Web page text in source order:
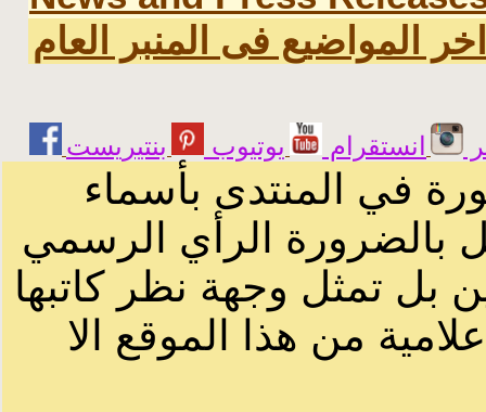
اخر المواضيع فى المنبر العام
انستقرام يوتيوب
في المنتدى بأسماء
بالضرورة الرأي الرسمي
بل تمثل وجهة نظر كاتبها
من هذا الموقع الا